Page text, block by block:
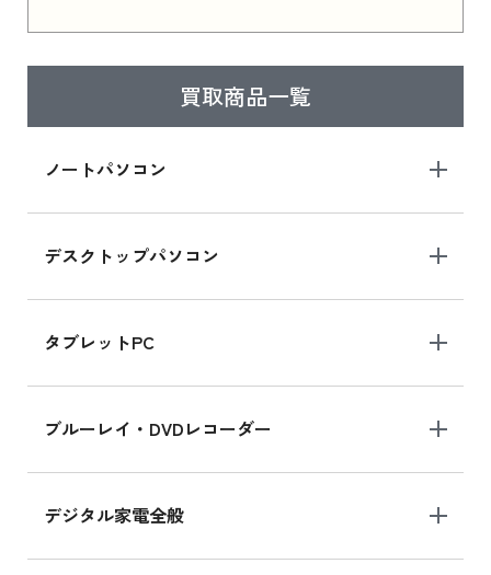
買取商品一覧
ノートパソコン
デスクトップパソコン
タブレットPC
ブルーレイ・DVDレコーダー
デジタル家電全般
はこちら
ら
iPad mini シリーズ 2024
iPad mini 8.3インチ の新品買取価格
iPhone 16 シリーズ
iPhone 16 の新品買取価格
iPad Air 11インチ シリーズ
iPad Air 11インチ の新品買取価格